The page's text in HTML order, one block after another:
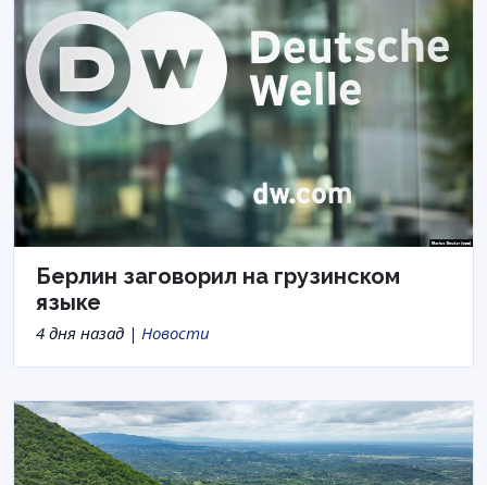
Берлин заговорил на грузинском
языке
4 дня назад | Новости